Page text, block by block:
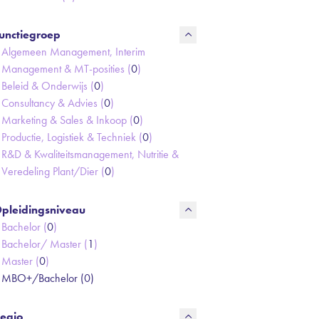
Algemeen Management, Interim
Management & MT-posities (0)
Beleid & Onderwijs (0)
Consultancy & Advies (0)
Marketing & Sales & Inkoop (0)
Productie, Logistiek & Techniek (0)
R&D & Kwaliteitsmanagement, Nutritie &
Veredeling Plant/Dier (0)
Bachelor (0)
Bachelor/ Master (1)
Master (0)
MBO+/Bachelor (0)